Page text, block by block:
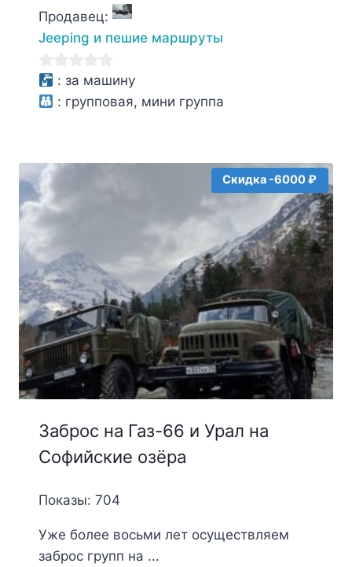
составляла
Продавец:
Jeeping и пешие маршруты
0
из
: за машину
: групповая, мини группа
Скидка -6000 ₽
Заброс на Газ-66 и Урал на
Софийские озёра
Показы: 704
Уже более восьми лет осуществляем
заброс групп на ...